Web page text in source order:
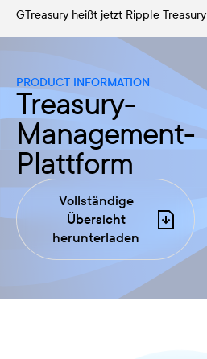
GTreasury heißt jetzt Ripple Treasury
PRODUCT INFORMATION
Treasury-
Management-
Plattform
Vollständige
Übersicht
herunterladen